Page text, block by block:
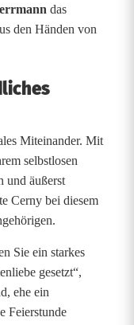
das
den Händen von
Miteinander. Mit
selbstlosen
und äußerst
Cerny bei diesem
Sie ein starkes
gesetzt“,
ehe ein
Feierstunde